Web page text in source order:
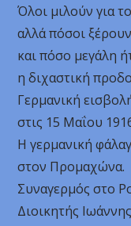
Όλοι μιλούν για
αλλά πόσοι
και πόσο μεγάλη
η διχαστική
Γερμανική
στις 15 Μαΐου
Η γερμανική
στον Προμαχώνα.
Συναγερμός στο
Διοικητής